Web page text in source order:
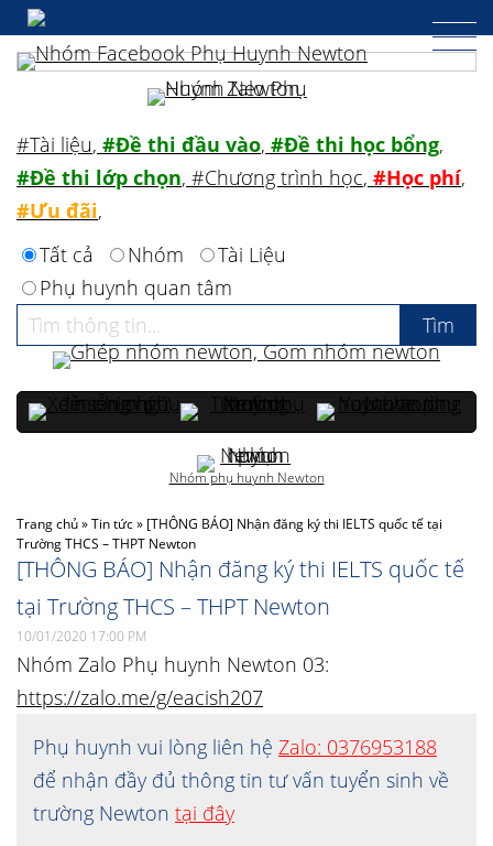
Trang chủ»Tin tức» [THÔNG BÁO] Nhận đăng ký thi IELTS quốc tế tại
Trường THCS – THPT Newton
[THÔNG BÁO] Nhận đăng ký thi IELTS quốc tế
tại Trường THCS – THPT Newton
10/01/2020 17:00 PM
Nhóm Zalo Phụ huynh Newton 03:
https://zalo.me/g/eacish207
Phụ huynh vui lòng liên hệ Zalo: 0376953188
để nhận đầy đủ thông tin tư vấn tuyển sinh về
trường Newton tại đây
#Tài liệu, #Đề thi đầu vào, #Đề thi học bổng,
#Đề thi lớp chọn, #Chương trình học, #Học phí,
#Ưu đãi,
Tất cả
Nhóm
Tài Liệu
Phụ huynh quan tâm
Nhóm phụ huynh Newton